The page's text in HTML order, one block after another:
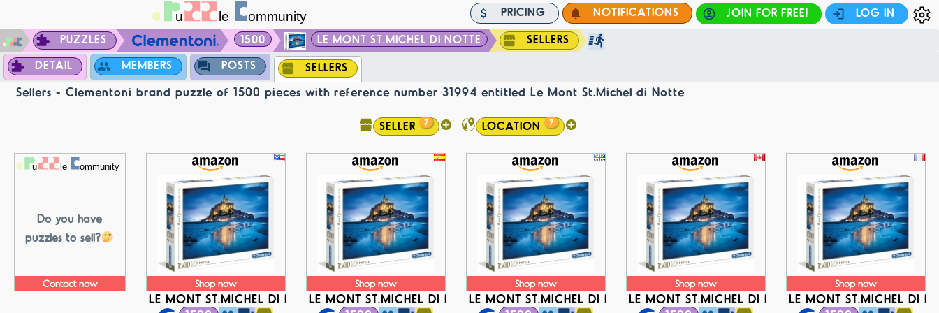
PRICING NOTIFICATIONS JOIN FOR FREE!
LOG IN
PUZZLES
1500 LE MONT ST.MICHEL DI NOTTE
SELLERS
DETAIL
MEMBERS POSTS SELLERS
Sellers - Clementoni brand puzzle of 1500 pieces with reference number 31994 entitled Le Mont St.Michel di Notte
SELLER 7 LOCATION 7
Do you have
puzzles to sell?
Contact now Shop now
LE MONT ST.MICHEL DI NOTTE
Shop now
LE MONT ST.MICHEL DI NOTTE
Shop now
LE MONT ST.MICHEL DI NOTTE
Shop now
LE MONT ST.MICHEL DI NOTTE
Shop now
LE MONT ST.MICHEL DI